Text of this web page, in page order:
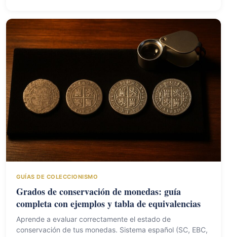
GUÍAS DE COLECCIONISMO
Grados de conservación de monedas: guía
completa con ejemplos y tabla de equivalencias
Aprende a evaluar correctamente el estado de
conservación de tus monedas. Sistema español (SC, EBC,